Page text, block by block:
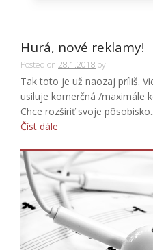
Hurá, nové reklamy!
Posted on 28.1.2018 by
Tak toto je už naozaj príliš.
usiluje komerčná /maximále
Chce rozšíriť svoje
Číst dále